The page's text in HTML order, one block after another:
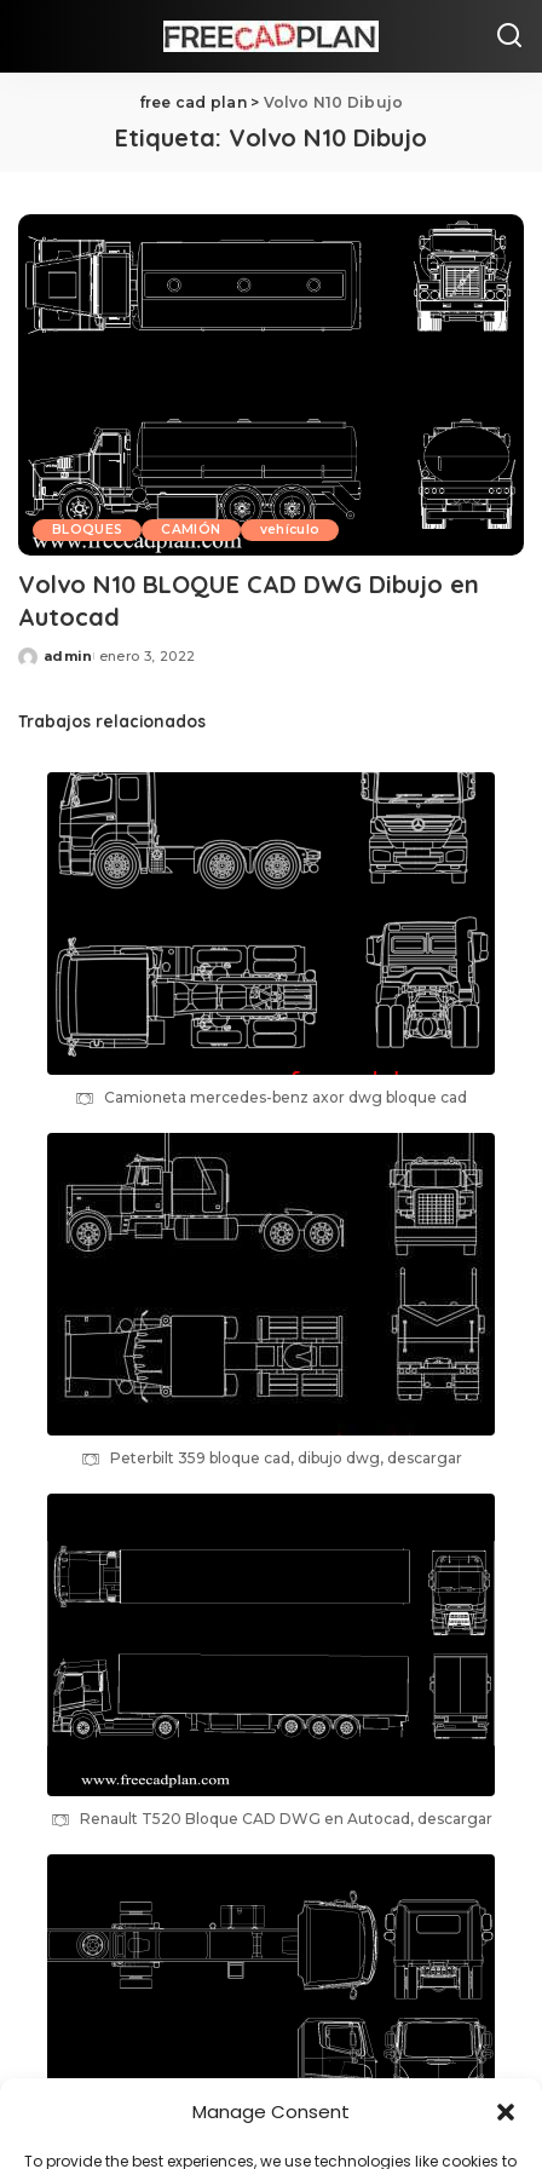
Manage Consent
To provide the best experiences, we use technologies like cookies to
free cad plan> Volvo N10 Dibujo
Etiqueta: Volvo N10 Dibujo
BLOQUES CAMIÓN vehículo
Volvo N10 BLOQUE CAD DWG Dibujo en
Autocad
Posted
admin enero 3, 2022
Trabajos relacionados
Camioneta mercedes-benz axor dwg bloque cad
Peterbilt 359 bloque cad, dibujo dwg, descargar
Renault T520 Bloque CAD DWG en Autocad, descargar